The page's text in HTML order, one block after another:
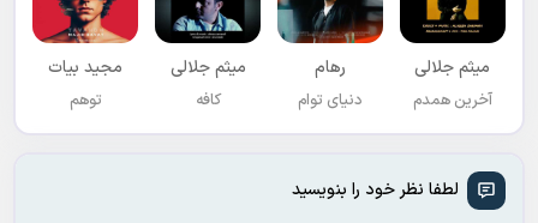
میثم جلالی
آخرین همدم
رهام
دنیای توام
میثم جلالی
کافه
مجید بیات
توهم
لطفا نظر خود را بنویسید